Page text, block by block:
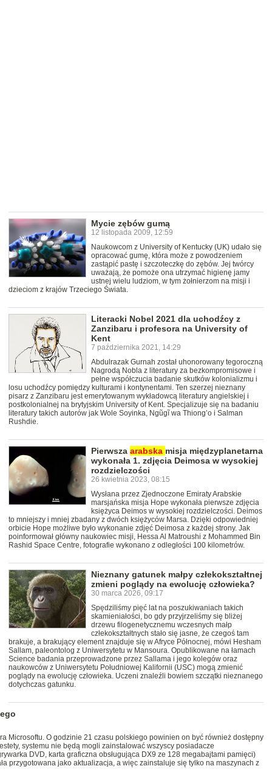
Mycie zębów gumą
12 listopada 2009, 12:59
Naukowcom z University of Kentucky (UK) udało się
opracować gumę, która może z powodzeniem
zastąpić pastę i szczoteczkę do zębów. Jej twórcy
uważają, że pomoże ona utrzymać higienę jamy
ustnej wielu ludziom, w tym żołnierzom na misji i
dzieciom z krajów Trzeciego Świata.
Literacki Nobel 2021 dla uchodźcy z
Zanzibaru i profesora na University of
Kent
7 października 2021, 14:29
Abdulrazak Gurnah został uhonorowany tegoroczną
Nagrodą Nobla z literatury za bezkompromisowe i
pełne współczucia badanie skutków kolonializmu i
losu uchodźcy pomiędzy kulturami i kontynentami. Ten szerzej nieznany
pisarz z Zanzibaru jest emerytowanym wykładowcą literatury angielskiej i
postkolonialnej na brytyjskim University of Kent. Specjalizuje się na badaniu
literatury takich autorów jak Wole Soyinka, Ngũgĩ wa Thiong’o i Salman
Rushdie.
Pierwsza arabska misja międzyplanetarna
wykonała 1. zdjęcia Deimosa w wysokiej
rozdzielczości
26 kwietnia 2023, 08:15
Wysłana przez Zjednoczone Emiraty Arabskie
marsjańska misja Hope wykonała pierwsze zdjęcia
księżyca Deimos w wysokiej rozdzielczości. Deimos
to mniejszy i mniej zbadany z dwóch księżyców Marsa. Dzięki odpowiedniej
orbicie Hope możliwe było wykonanie zdjęć Deimosa z każdej strony. Jak
poinformował główny naukowiec misji, Hessa Al Matroushi z Mohammed Bin
Rashid Space Centre, fotografie wykonano z odległości 100 kilometrów.
Nieznany gatunek małpy człekokształtnej
zmieni poglądy na ewolucję człowieka?
30 marca 2026, 09:17
Spędziliśmy pięć lat na poszukiwaniach takich
skamieniałości, bo gdy przyjrzeliśmy się bliżej
drzewu filogenetycznemu wczesnych małp
człekokształtnych stało się jasne, że czegoś tam
brakuje, a brakujący element znajduje się w Afryce Północnej, mówi Hesham
Sallam, paleontolog z Uniwersytetu w Mansoura. Opublikowane na łamach
Science badania przeprowadzone przez Sallama i jego kolegów oraz
naukowców z Uniwersytetu Południowej Kalifornii (USC) mogą zmienić
poglądy na ewolucję człowieka. Uczeni znaleźli bowiem szczątki nieznanego
dotychczas gatunku.
Microsoftu. O godzinie 21 czasu polskiego powinien on być również dostępny
systemu nie będą mogli zainstalować wszyscy posiadacze
DVD, karta graficzna obsługująca DX9 ze 128 megabajtami pamięci)
przygotowana jako aktualizacja, a więc zainstaluje się tylko na maszynach z